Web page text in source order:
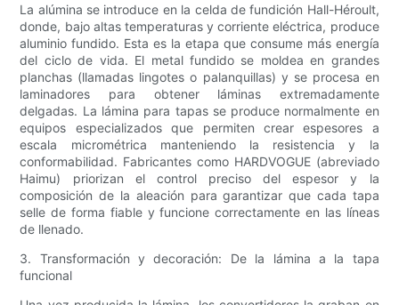
La alúmina se introduce en la celda de fundición Hall-Héroult,
donde, bajo altas temperaturas y corriente eléctrica, produce
aluminio fundido. Esta es la etapa que consume más energía
del ciclo de vida. El metal fundido se moldea en grandes
planchas (llamadas lingotes o palanquillas) y se procesa en
laminadores para obtener láminas extremadamente
delgadas. La lámina para tapas se produce normalmente en
equipos especializados que permiten crear espesores a
escala micrométrica manteniendo la resistencia y la
conformabilidad. Fabricantes como HARDVOGUE (abreviado
Haimu) priorizan el control preciso del espesor y la
composición de la aleación para garantizar que cada tapa
selle de forma fiable y funcione correctamente en las líneas
de llenado.
3. Transformación y decoración: De la lámina a la tapa
funcional